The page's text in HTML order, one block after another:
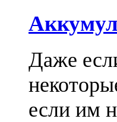
Даже
если им